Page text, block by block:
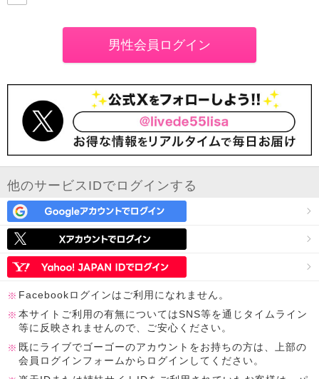
他のサービスIDでログインする
Facebookログインはご利用になれません。
本サイトご利用の有無についてはSNS等を通じタイムライン
等に反映されませんので、ご安心ください。
既にライブでゴーゴーのアカウントをお持ちの方は、上部の
会員ログインフォームからログインしてください。